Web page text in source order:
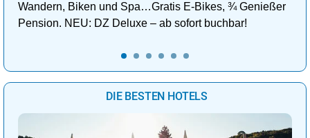
Wandern, Biken und Spa…Gratis E-Bikes, ¾ Genießer
Pension. NEU: DZ Deluxe – ab sofort buchbar!
DIE BESTEN HOTELS